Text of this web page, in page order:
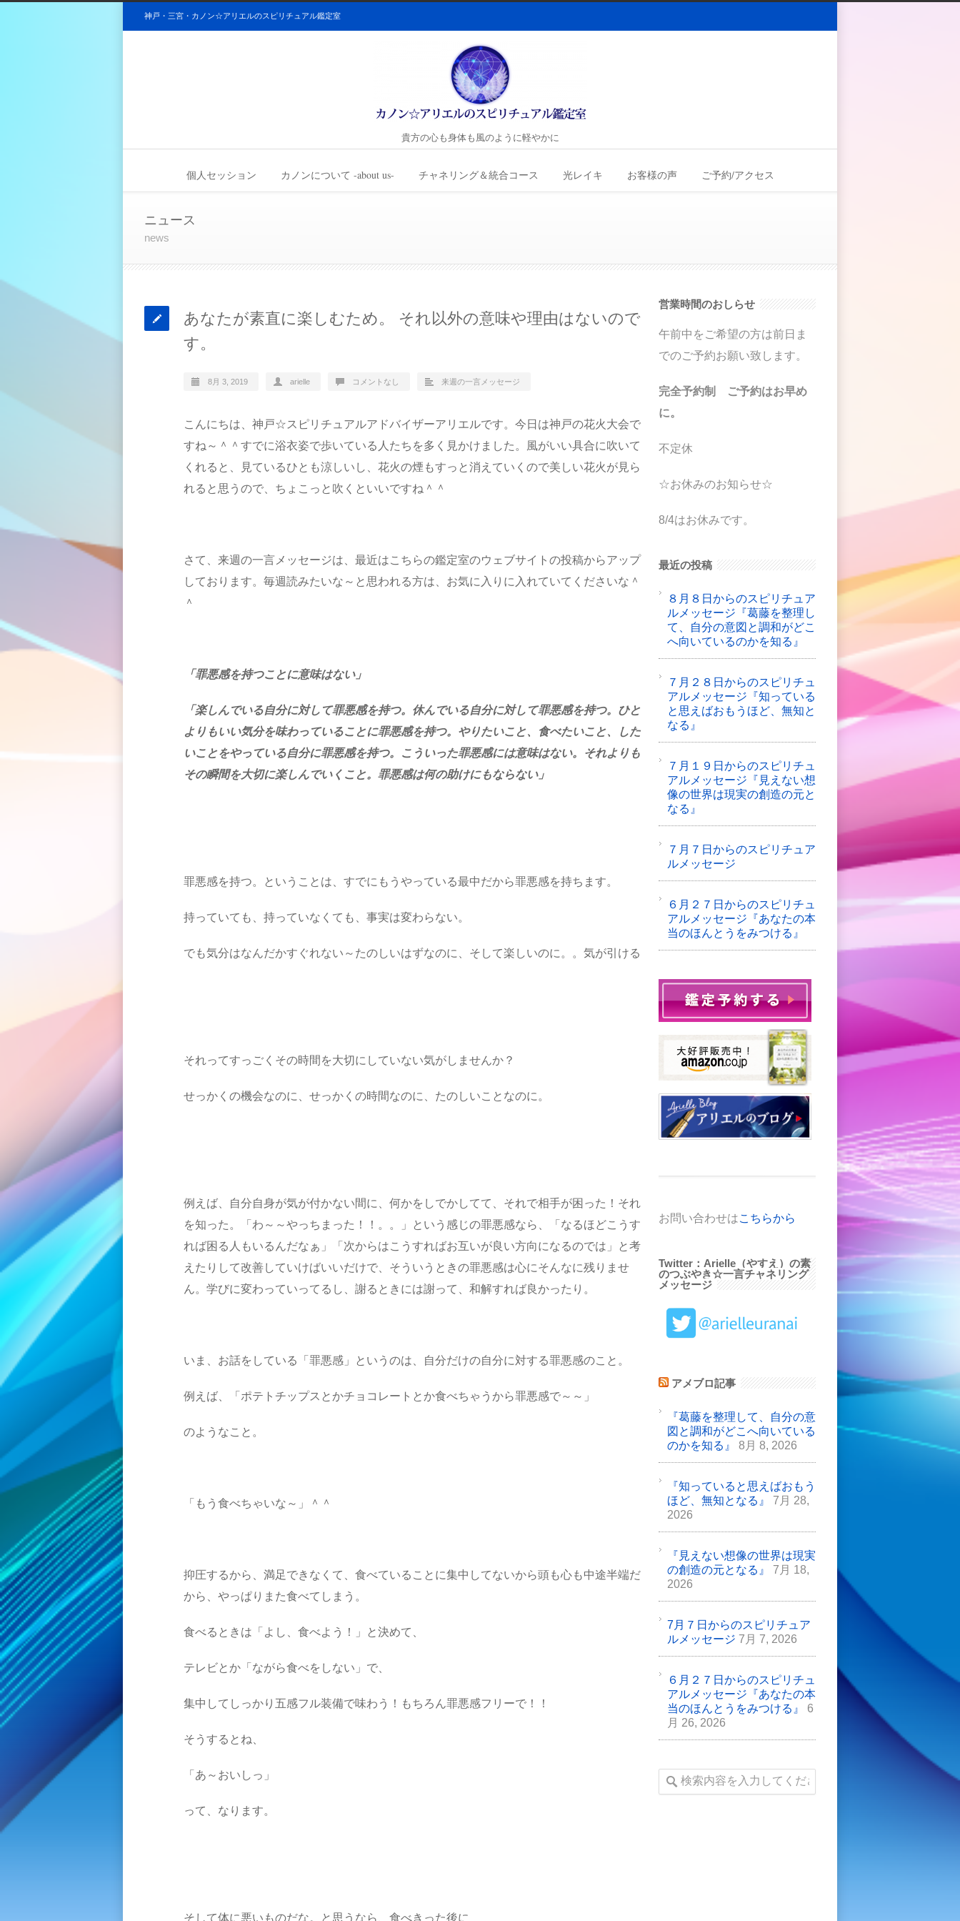
神戸・三宮・カノン☆アリエルのスピリチュアル鑑定室
貴方の心も身体も風のように軽やかに
個人セッション カノンについて -about us- チャネリング＆統合コース 光レイキ お客様の声 ご予約/アクセス
ニュース
news
あなたが素直に楽しむため。 それ以外の意味や理由はないので
す。
8月 3, 2019 arielle コメントなし 来週の一言メッセージ
こんにちは、神戸☆スピリチュアルアドバイザーアリエルです。今日は神戸の花火大会で
すね～＾＾すでに浴衣姿で歩いている人たちを多く見かけました。風がいい具合に吹いて
くれると、見ているひとも涼しいし、花火の煙もすっと消えていくので美しい花火が見ら
れると思うので、ちょこっと吹くといいですね＾＾
さて、来週の一言メッセージは、最近はこちらの鑑定室のウェブサイトの投稿からアップ
しております。毎週読みたいな～と思われる方は、お気に入りに入れていてくださいな＾
＾
「罪悪感を持つことに意味はない」
「楽しんでいる自分に対して罪悪感を持つ。休んでいる自分に対して罪悪感を持つ。ひと
よりもいい気分を味わっていることに罪悪感を持つ。やりたいこと、食べたいこと、した
いことをやっている自分に罪悪感を持つ。こういった罪悪感には意味はない。それよりも
その瞬間を大切に楽しんでいくこと。罪悪感は何の助けにもならない」
罪悪感を持つ。ということは、すでにもうやっている最中だから罪悪感を持ちます。
持っていても、持っていなくても、事実は変わらない。
でも気分はなんだかすぐれない～たのしいはずなのに、そして楽しいのに。。気が引ける
それってすっごくその時間を大切にしていない気がしませんか？
せっかくの機会なのに、せっかくの時間なのに、たのしいことなのに。
例えば、自分自身が気が付かない間に、何かをしでかしてて、それで相手が困った！それ
を知った。「わ～～やっちまった！！。。」という感じの罪悪感なら、「なるほどこうす
れば困る人もいるんだなぁ」「次からはこうすればお互いが良い方向になるのでは」と考
えたりして改善していけばいいだけで、そういうときの罪悪感は心にそんなに残りませ
ん。学びに変わっていってるし、謝るときには謝って、和解すれば良かったり。
いま、お話をしている「罪悪感」というのは、自分だけの自分に対する罪悪感のこと。
例えば、「ポテトチップスとかチョコレートとか食べちゃうから罪悪感で～～」
のようなこと。
「もう食べちゃいな～」＾＾
抑圧するから、満足できなくて、食べていることに集中してないから頭も心も中途半端だ
から、やっぱりまた食べてしまう。
食べるときは「よし、食べよう！」と決めて、
テレビとか「ながら食べをしない」で、
集中してしっかり五感フル装備で味わう！もちろん罪悪感フリーで！！
そうするとね、
「あ～おいしっ」
って、なります。
そして体に悪いものだな。と思うなら、食べきった後に
営業時間のおしらせ
午前中をご希望の方は前日ま
でのご予約お願い致します。
完全予約制 ご予約はお早め
に。
不定休
☆お休みのお知らせ☆
8/4はお休みです。
最近の投稿
８月８日からのスピリチュア
ルメッセージ『葛藤を整理し
て、自分の意図と調和がどこ
へ向いているのかを知る』
７月２８日からのスピリチュ
アルメッセージ『知っている
と思えばおもうほど、無知と
なる』
７月１９日からのスピリチュ
アルメッセージ『見えない想
像の世界は現実の創造の元と
なる』
７月７日からのスピリチュア
ルメッセージ
６月２７日からのスピリチュ
アルメッセージ『あなたの本
当のほんとうをみつける』
お問い合わせはこちらから
Twitter：Arielle（やすえ）の素
のつぶやき☆一言チャネリング
メッセージ
アメブロ記事
『葛藤を整理して、自分の意
図と調和がどこへ向いている
のかを知る』
8月 8, 2026
『知っていると思えばおもう
ほど、無知となる』
7月 28,
2026
『見えない想像の世界は現実
の創造の元となる』
7月 18,
2026
7月７日からのスピリチュア
ルメッセージ 7月 7, 2026
６月２７日からのスピリチュ
アルメッセージ『あなたの本
当のほんとうをみつける』
6
月 26, 2026